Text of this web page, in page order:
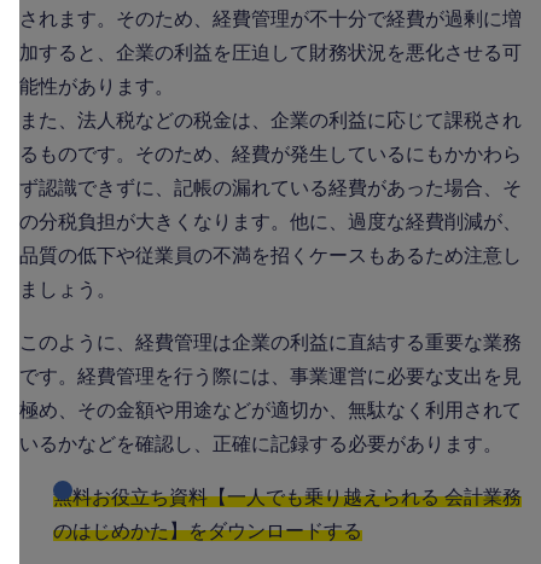
されます。そのため、経費管理が不十分で経費が過剰に増
加すると、企業の利益を圧迫して財務状況を悪化させる可
能性があります。
また、法人税などの税金は、企業の利益に応じて課税され
るものです。そのため、経費が発生しているにもかかわら
ず認識できずに、記帳の漏れている経費があった場合、そ
の分税負担が大きくなります。他に、過度な経費削減が、
品質の低下や従業員の不満を招くケースもあるため注意し
ましょう。
このように、経費管理は企業の利益に直結する重要な業務
です。経費管理を行う際には、事業運営に必要な支出を見
極め、その金額や用途などが適切か、無駄なく利用されて
いるかなどを確認し、正確に記録する必要があります。
無料お役立ち資料【一人でも乗り越えられる 会計業務
のはじめかた】をダウンロードする